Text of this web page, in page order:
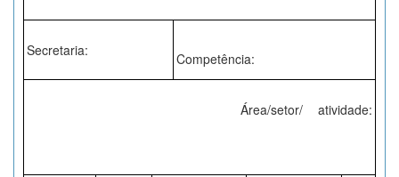
Secretaria: Competência:
Área/setor/ atividade: